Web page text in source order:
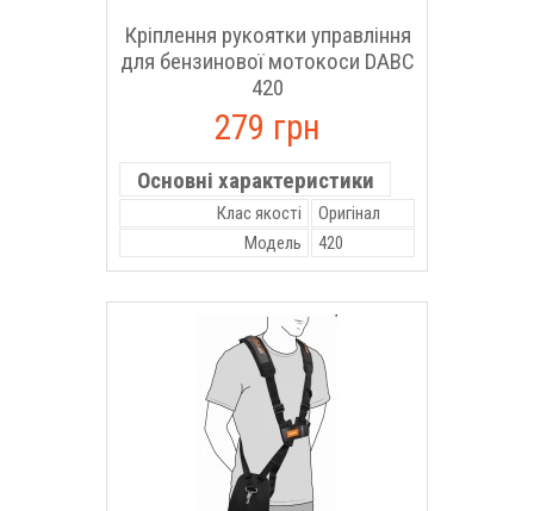
Кріплення рукоятки управління
для бензинової мотокоси DABC
420
279 грн
Основні характеристики
Клас якості
Оригінал
Модель
420